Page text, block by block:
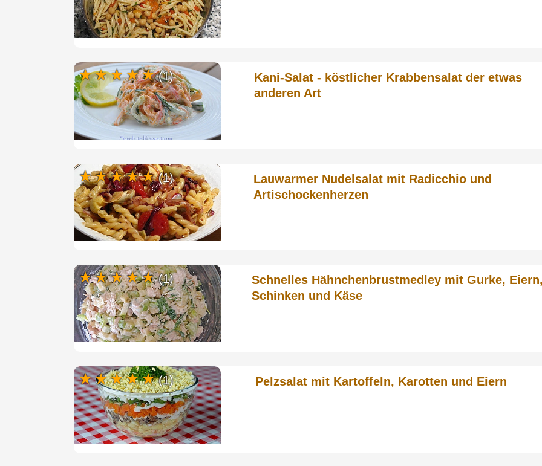
Kani-Salat - köstlicher Krabbensalat der etwas
anderen Art
(1)
Lauwarmer Nudelsalat mit Radicchio und
Artischockenherzen
(1)
Schnelles Hähnchenbrustmedley mit Gurke,
Schinken und Käse
(1)
Pelzsalat mit Kartoffeln, Karotten und Eiern
(1)